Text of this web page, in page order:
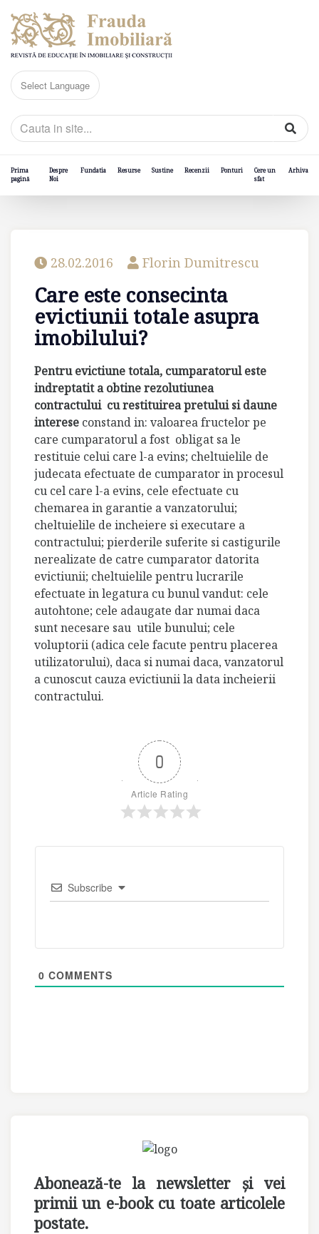
Prima
pagină
Despre
Noi
Fundatia Resurse Sustine Recenzii Ponturi
Cere un
sfat
Arhiva
28.02.2016 Florin Dumitrescu
Care este consecinta
evictiunii totale asupra
imobilului?
Pentru evictiune totala, cumparatorul este
indreptatit a obtine rezolutiunea
contractului cu restituirea pretului si daune
interese constand in: valoarea fructelor pe
care cumparatorul a fost obligat sa le
restituie celui care l-a evins; cheltuielile de
judecata efectuate de cumparator in procesul
cu cel care l-a evins, cele efectuate cu
chemarea in garantie a vanzatorului;
cheltuielile de incheiere si executare a
contractului; pierderile suferite si castigurile
nerealizate de catre cumparator datorita
evictiunii; cheltuielile pentru lucrarile
efectuate in legatura cu bunul vandut: cele
autohtone; cele adaugate dar numai daca
sunt necesare sau utile bunului; cele
voluptorii (adica cele facute pentru placerea
utilizatorului), daca si numai daca, vanzatorul
a cunoscut cauza evictiunii la data incheierii
contractului.
0
Article Rating
Subscribe
0 COMMENTS
Abonează-te la newsletter și vei
primii un e-book cu toate articolele
postate.